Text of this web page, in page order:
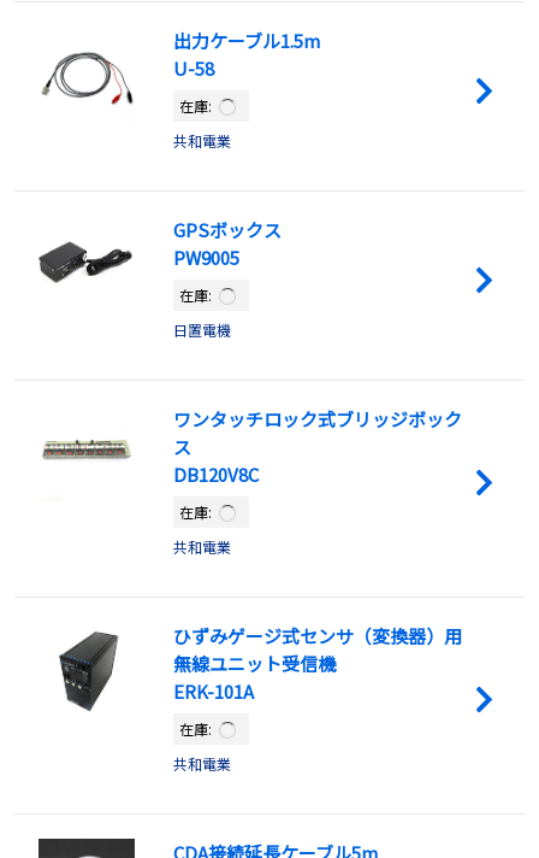
出力ケーブル1.5m
U-58
在庫:
共和電業
GPSボックス
PW9005
在庫:
日置電機
ワンタッチロック式ブリッジボック
ス
DB120V8C
在庫:
共和電業
ひずみゲージ式センサ（変換器）用
無線ユニット受信機
ERK-101A
在庫:
共和電業